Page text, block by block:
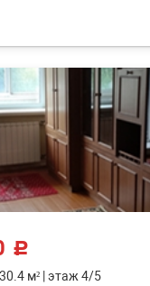
c
30.4 м² этаж 4/5